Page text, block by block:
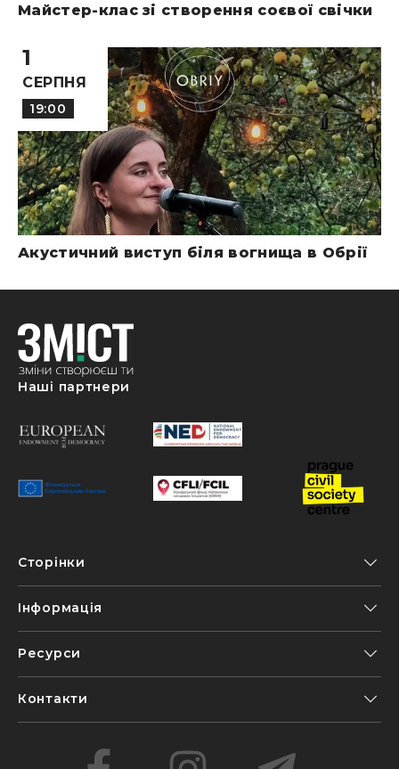
Майстер-клас зі створення соєвої свічки
1
СЕРПНЯ
19:00
Акустичний виступ біля вогнища в Обрії
Наші партнери
Сторінки
Інформація
Ресурси
Контакти